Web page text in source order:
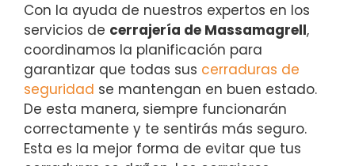
Con la ayuda de nuestros expertos en los
servicios de cerrajería de Massamagrell,
coordinamos la planificación para
garantizar que todas sus cerraduras de
seguridad se mantengan en buen estado.
De esta manera, siempre funcionarán
correctamente y te sentirás más seguro.
Esta es la mejor forma de evitar que tus